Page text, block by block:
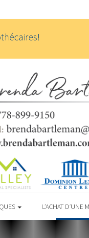
L’ACHAT D’UNE